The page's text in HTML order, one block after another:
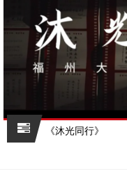
《沐光同行》